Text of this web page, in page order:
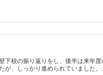
下校の振り返りをし、後半は来年
が、しっかり進められていました